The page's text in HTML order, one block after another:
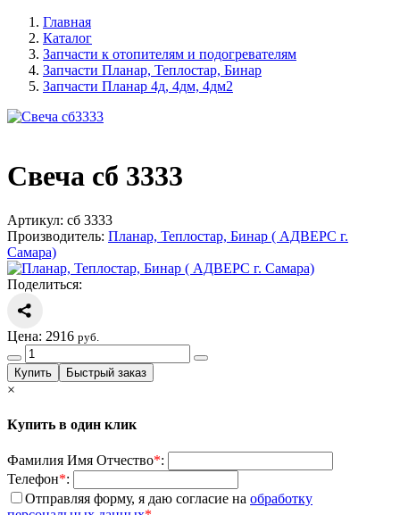
Главная
Каталог
Запчасти к отопителям и подогревателям
Запчасти Планар, Теплостар, Бинар
Запчасти Планар 4д, 4дм, 4дм2
Свеча сб 3333
Артикул: сб 3333
Производитель: Планар, Теплостар, Бинар ( АДВЕРС г.
Самара)
Поделиться:
Цена: 2916 руб.
×
Купить в один клик
Фамилия Имя Отчество*:
Телефон*:
Отправляя форму, я даю согласие на обработку